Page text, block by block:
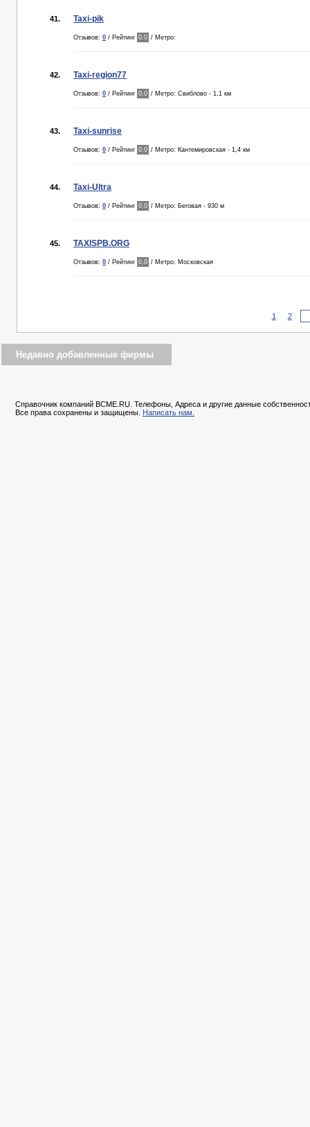
41. Taxi-pik
Отзывов: 0 / Рейтинг 0.0 / Метро:
42. Taxi-region77
Отзывов: 0 / Рейтинг 0.0 / Метро: Свиблово - 1,1 км
43. Taxi-sunrise
Отзывов: 0 / Рейтинг 0.0 / Метро: Кантемировская - 1,4 км
44. Taxi-Ultra
Отзывов: 0 / Рейтинг 0.0 / Метро: Беговая - 930 м
45. TAXISPB.ORG
Отзывов: 0 / Рейтинг 0.0 / Метро: Московская
1 2
Недавно добавленные фирмы
Справочник компаний BCME.RU. Телефоны, Адреса и другие данные
Все права сохранены и защищены. Написать нам.